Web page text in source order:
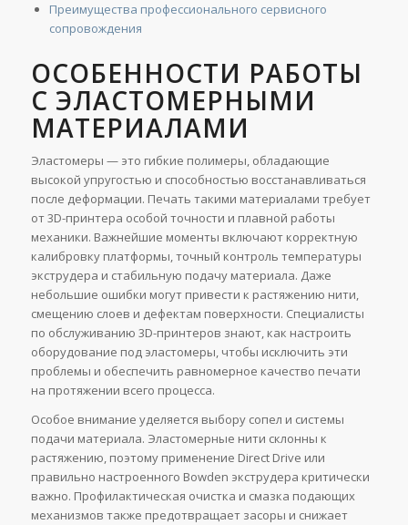
Преимущества профессионального сервисного
сопровождения
ОСОБЕННОСТИ РАБОТЫ
С ЭЛАСТОМЕРНЫМИ
МАТЕРИАЛАМИ
Эластомеры — это гибкие полимеры, обладающие
высокой упругостью и способностью восстанавливаться
после деформации. Печать такими материалами требует
от 3D-принтера особой точности и плавной работы
механики. Важнейшие моменты включают корректную
калибровку платформы, точный контроль температуры
экструдера и стабильную подачу материала. Даже
небольшие ошибки могут привести к растяжению нити,
смещению слоев и дефектам поверхности. Специалисты
по обслуживанию 3D-принтеров знают, как настроить
оборудование под эластомеры, чтобы исключить эти
проблемы и обеспечить равномерное качество печати
на протяжении всего процесса.
Особое внимание уделяется выбору сопел и системы
подачи материала. Эластомерные нити склонны к
растяжению, поэтому применение Direct Drive или
правильно настроенного Bowden экструдера критически
важно. Профилактическая очистка и смазка подающих
механизмов также предотвращает засоры и снижает